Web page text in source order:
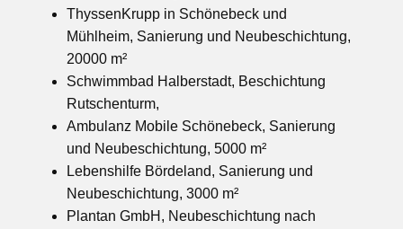
ThyssenKrupp in Schönebeck und
Mühlheim, Sanierung und Neubeschichtung,
20000 m²
Schwimmbad Halberstadt, Beschichtung
Rutschenturm,
Ambulanz Mobile Schönebeck, Sanierung
und Neubeschichtung, 5000 m²
Lebenshilfe Bördeland, Sanierung und
Neubeschichtung, 3000 m²
Plantan GmbH, Neubeschichtung nach